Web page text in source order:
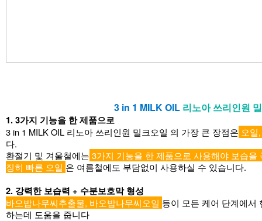
3 in 1 MILK OIL 리노아 쓰리인원
1. 3가지 기능을 한 제품으로
3 in 1 MILK OIL 리노아 쓰리인원 밀크오일 의 가장 큰 장점은 오
다.
환절기 및 겨울철에는 3가지 기능을 한 제품으로 사용해야 보습을
징히 빠른 오일 은 여름철에도 부담없이 사용하실 수 있습니다.
2. 강력한 보습력 + 수분보호막 형성
바오밥나무씨추출물, 바오밥나무씨오일 등이 모든 케어 단계에서
하는데 도움을 줍니다